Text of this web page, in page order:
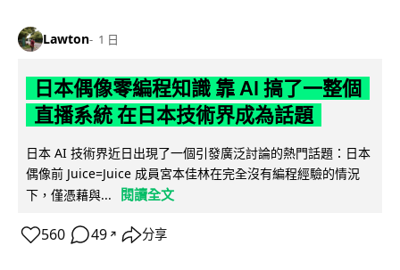
Lawton 1 日
日本偶像零編程知識 靠 AI 搞了一整個
直播系統 在日本技術界成為話題
日本 AI 技術界近日出現了一個引發廣泛討論的熱門話題：日本
偶像前 Juice=Juice 成員宮本佳林在完全沒有編程經驗的情況
下，僅憑藉與...
閱讀全文
560 49 ↗ 分享